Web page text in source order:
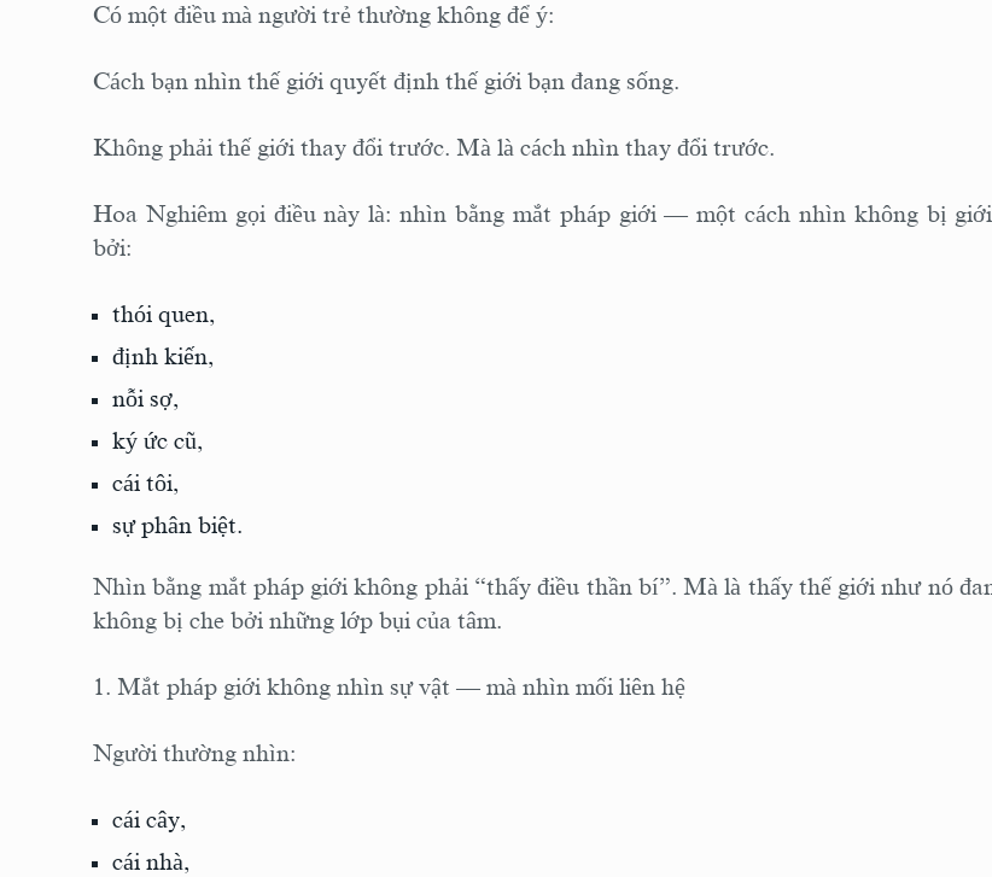
Có một điều mà người trẻ thường không để ý:
Cách bạn nhìn thế giới quyết định thế giới bạn đang sống.
Không phải thế giới thay đổi trước. Mà là cách nhìn thay đổi trước.
Hoa Nghiêm gọi điều này là: nhìn bằng mắt pháp giới — một cách nhìn không bị
bởi:
thói quen,
định kiến,
nỗi sợ,
ký ức cũ,
cái tôi,
sự phân biệt.
Nhìn bằng mắt pháp giới không phải “thấy điều thần bí”. Mà là thấy thế giới như nó
không bị che bởi những lớp bụi của tâm.
1. Mắt pháp giới không nhìn sự vật — mà nhìn mối liên hệ
Người thường nhìn:
cái cây,
cái nhà,